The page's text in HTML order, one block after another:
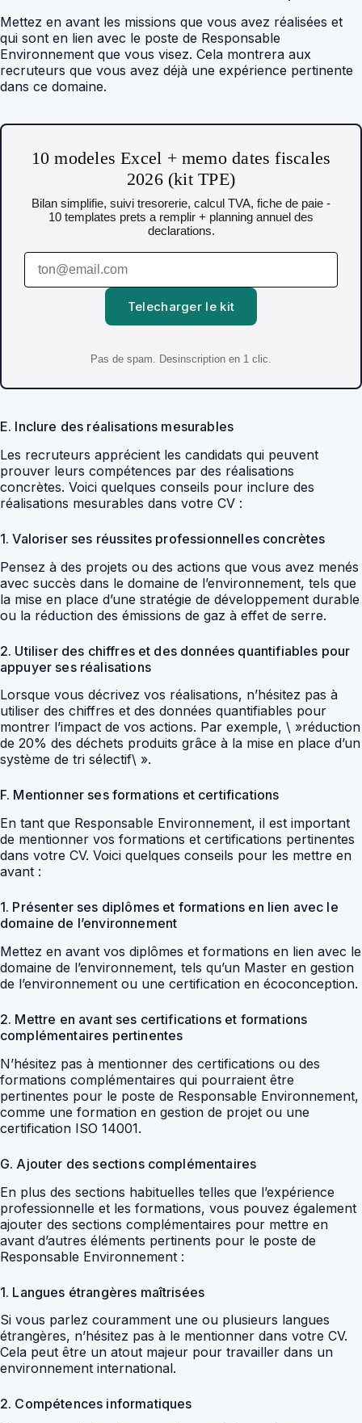
Mettez en avant les missions que vous avez réalisées et
qui sont en lien avec le poste de Responsable
Environnement que vous visez. Cela montrera aux
recruteurs que vous avez déjà une expérience pertinente
dans ce domaine.
10 modeles Excel + memo dates fiscales
2026 (kit TPE)
Bilan simplifie, suivi tresorerie, calcul TVA, fiche de paie -
10 templates prets a remplir + planning annuel des
declarations.
Telecharger le kit
Pas de spam. Desinscription en 1 clic.
E. Inclure des réalisations mesurables
Les recruteurs apprécient les candidats qui peuvent
prouver leurs compétences par des réalisations
concrètes. Voici quelques conseils pour inclure des
réalisations mesurables dans votre CV :
1. Valoriser ses réussites professionnelles concrètes
Pensez à des projets ou des actions que vous avez menés
avec succès dans le domaine de l’environnement, tels que
la mise en place d’une stratégie de développement durable
ou la réduction des émissions de gaz à effet de serre.
2. Utiliser des chiffres et des données quantifiables pour
appuyer ses réalisations
Lorsque vous décrivez vos réalisations, n’hésitez pas à
utiliser des chiffres et des données quantifiables pour
montrer l’impact de vos actions. Par exemple, \ »réduction
de 20% des déchets produits grâce à la mise en place d’un
système de tri sélectif\ ».
F. Mentionner ses formations et certifications
En tant que Responsable Environnement, il est important
de mentionner vos formations et certifications pertinentes
dans votre CV. Voici quelques conseils pour les mettre en
avant :
1. Présenter ses diplômes et formations en lien avec le
domaine de l’environnement
Mettez en avant vos diplômes et formations en lien avec le
domaine de l’environnement, tels qu’un Master en gestion
de l’environnement ou une certification en écoconception.
2. Mettre en avant ses certifications et formations
complémentaires pertinentes
N’hésitez pas à mentionner des certifications ou des
formations complémentaires qui pourraient être
pertinentes pour le poste de Responsable Environnement,
comme une formation en gestion de projet ou une
certification ISO 14001.
G. Ajouter des sections complémentaires
En plus des sections habituelles telles que l’expérience
professionnelle et les formations, vous pouvez également
ajouter des sections complémentaires pour mettre en
avant d’autres éléments pertinents pour le poste de
Responsable Environnement :
1. Langues étrangères maîtrisées
Si vous parlez couramment une ou plusieurs langues
étrangères, n’hésitez pas à le mentionner dans votre CV.
Cela peut être un atout majeur pour travailler dans un
environnement international.
2. Compétences informatiques